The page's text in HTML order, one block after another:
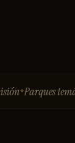
Parques temáticos